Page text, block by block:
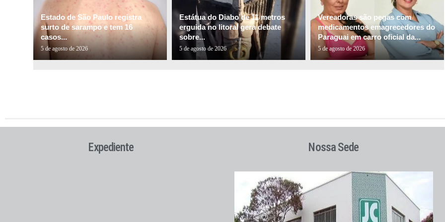
Estado de São Paulo registra
surto de sarampo e tem 16
casos...
5 de agosto de 2026
Estátua do Diabo de 11 metros
erguida no litoral gera debate
sobre...
5 de agosto de 2026
Vereadoras são pegas com
medicamentos emagrecedores do
Paraguai em carro oficial da...
5 de agosto de 2026
Expediente Nossa Sede